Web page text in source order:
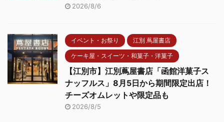
2026/8/6
イベント・お祭り 江別 蔦屋書店
ケーキ屋・スイーツ・和菓子・洋菓子
【江別市】江別蔦屋書店「函館洋菓子ス
ナッフルス」8月5日から期間限定出店！
チーズオムレットや限定品も
2026/8/5